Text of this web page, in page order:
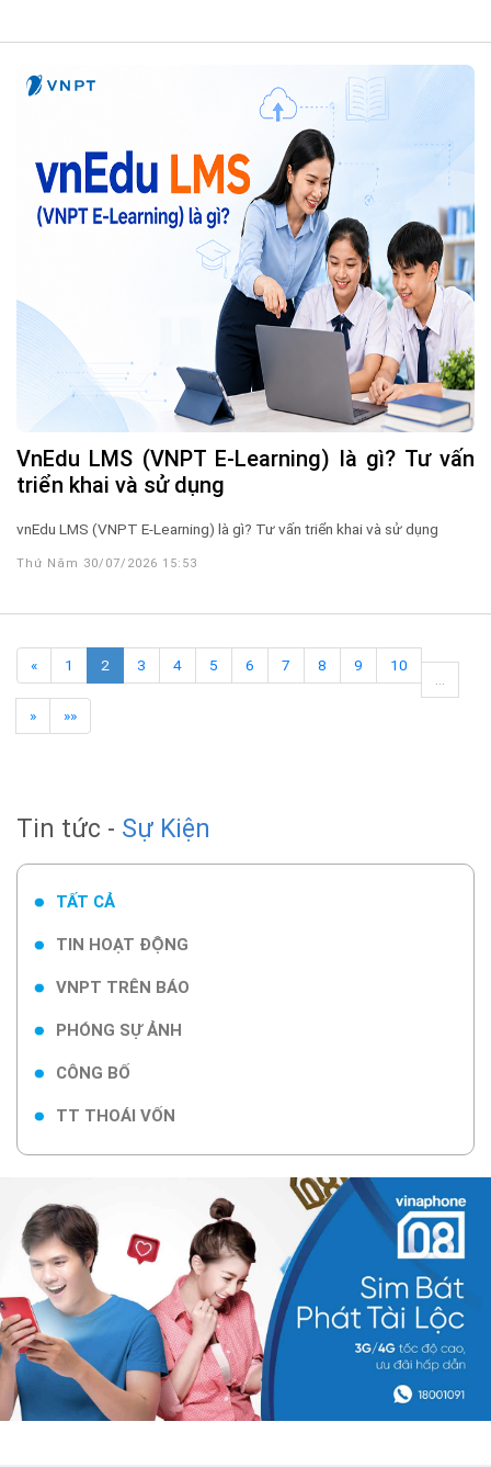
vnEdu LMS (VNPT E-Learning) là gì? Tư vấn
triển khai và sử dụng
vnEdu LMS (VNPT E-Learning) là gì? Tư vấn triển khai và sử dụng
Thứ Năm 30/07/2026 15:53
« 1 2 3 4 5 6 7 8 9
10
» »»
Tin tức - Sự Kiện
TẤT CẢ
TIN HOẠT ĐỘNG
VNPT TRÊN BÁO
PHÓNG SỰ ẢNH
CÔNG BỐ
TT THOÁI VỐN